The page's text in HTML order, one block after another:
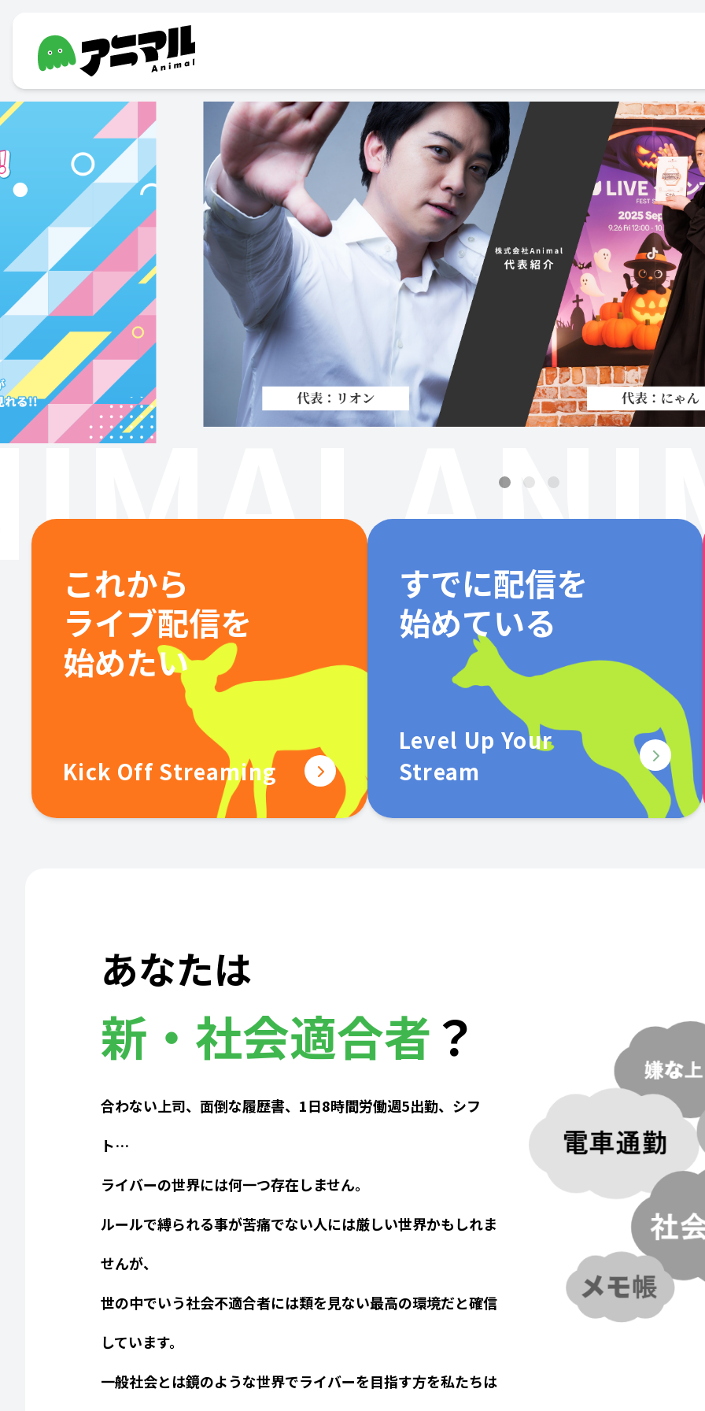
これから
ライブ配信を
始めたい
Kick Off Streaming
すでに配信を
始めている
Level Up Your
Stream
あなたは
新・社会適合者？
合わない上司、面倒な履歴書、1日8時間労働週5出勤、シフ
ト…
ライバーの世界には何一つ存在しません。
ルールで縛られる事が苦痛でない人には厳しい世界かもしれま
せんが、
世の中でいう社会不適合者には類を見ない最高の環境だと確信
しています。
一般社会とは鏡のような世界でライバーを目指す方を私たちは